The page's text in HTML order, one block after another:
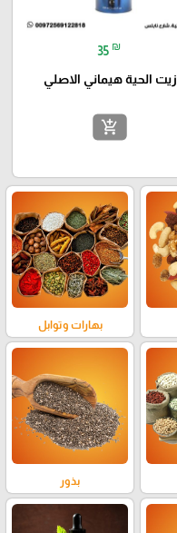
35 ₪
زيت الحية هيماني الاصلي
add_shopping_cart
بهارات وتوابل
بذور